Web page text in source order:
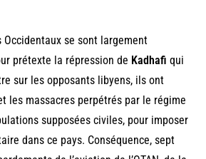
Occidentaux se sont largement
prétexte la répression de Kadhafi qui
sur les opposants libyens, ils ont
les massacres perpétrés par le régime
supposées civiles, pour imposer
dans ce pays. Conséquence, sept